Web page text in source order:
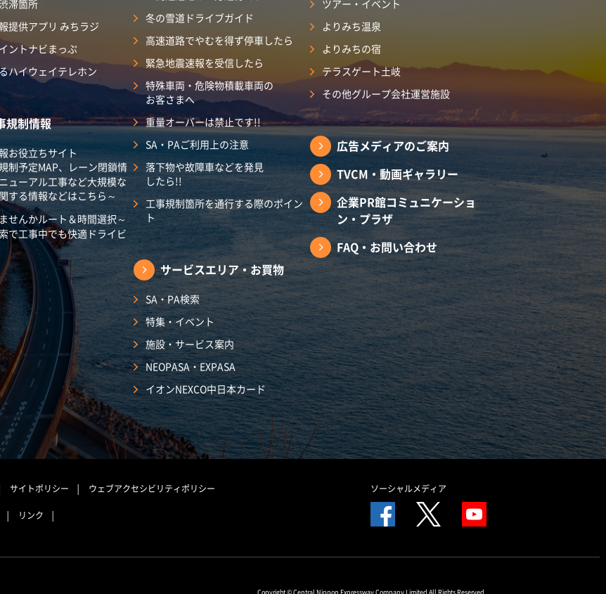
滞箇所
提供アプリ みちラジ
ントナビまっぷ
ハイウェイテレホン
規制情報
お役立ちサイト
制予定MAP、レーン閉鎖情
ューアル工事など大規模な
する情報などはこちら～
せんかルート＆時間選択～
で工事中でも快適ドライビ
冬の雪道ドライブガイド
高速道路でやむを得ず停車したら
緊急地震速報を受信したら
特殊車両・危険物積載車両の
お客さまへ
重量オーバーは禁止です!!
SA・PAご利用上の注意
落下物や故障車などを発見
したら!!
工事規制箇所を通行する際のポイン
ト
サービスエリア・お買物
SA・PA検索
特集・イベント
施設・サービス案内
NEOPASA・EXPASA
イオンNEXCO中日本カード
ツアー・イベント
よりみち温泉
よりみちの宿
テラスゲート土岐
その他グループ会社運営施設
広告メディアのご案内
TVCM・動画ギャラリー
企業PR館コミュニケーショ
ン・プラザ
FAQ・お問い合わせ
サイトポリシー ウェブアクセシビリティポリシー
リンク
ソーシャルメディア